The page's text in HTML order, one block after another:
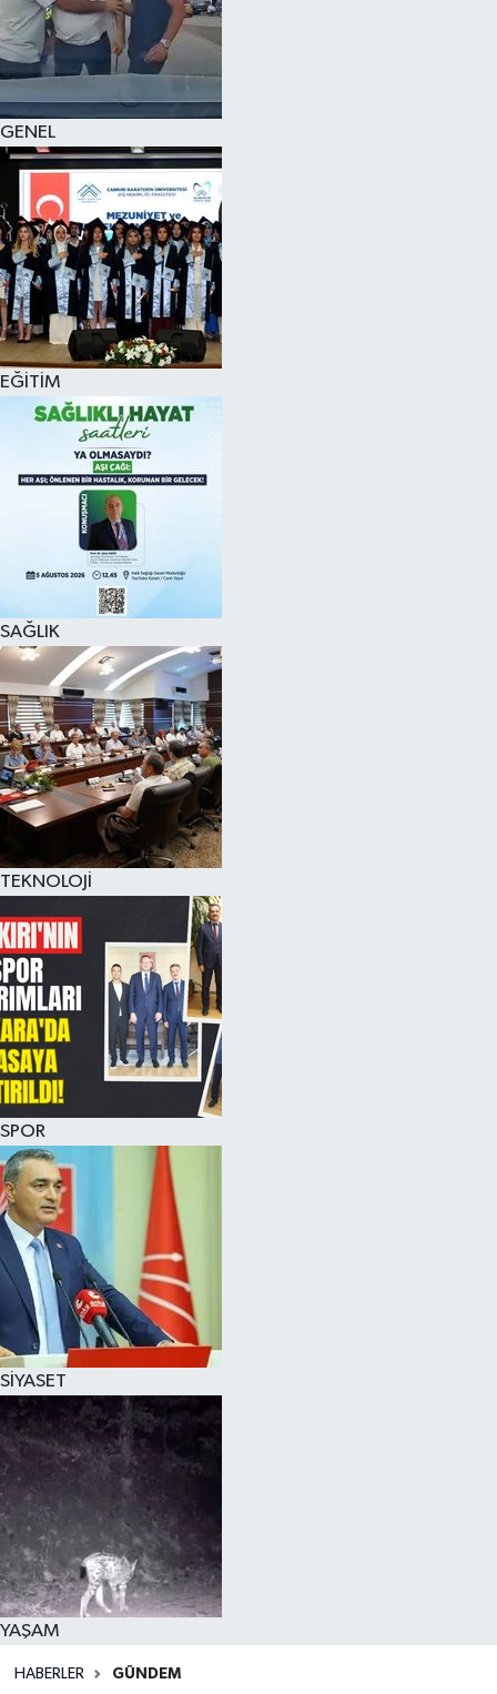
GENEL
EĞİTİM
SAĞLIK
TEKNOLOJİ
SPOR
SİYASET
YAŞAM
HABERLER GÜNDEM
KÜLTÜR SANAT
SAĞLIK
SİYASET
SPOR
TEKNOLOJİ
VİZYONDAKİLER
YAŞAM